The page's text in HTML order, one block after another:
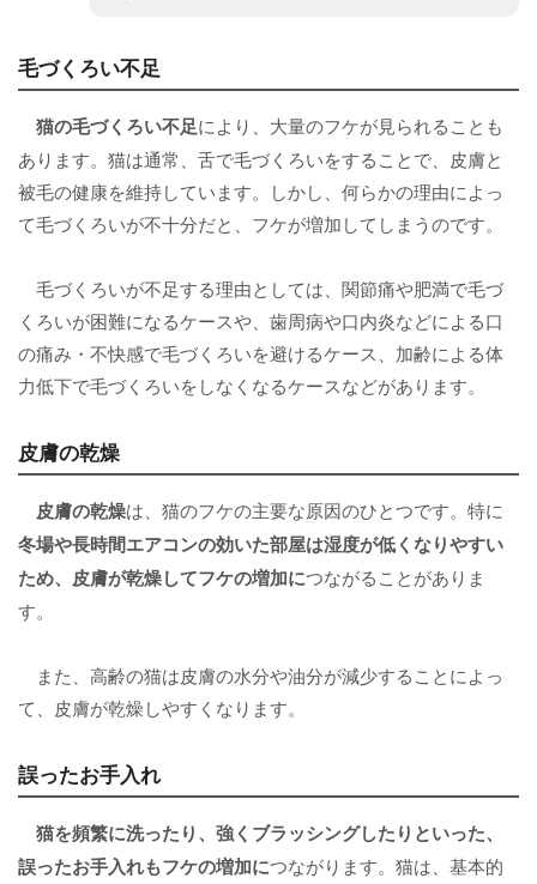
毛づくろい不足
猫の毛づくろい不足により、大量のフケが見られることも
あります。猫は通常、舌で毛づくろいをすることで、皮膚と
被毛の健康を維持しています。しかし、何らかの理由によっ
て毛づくろいが不十分だと、フケが増加してしまうのです。
毛づくろいが不足する理由としては、関節痛や肥満で毛づ
くろいが困難になるケースや、歯周病や口内炎などによる口
の痛み・不快感で毛づくろいを避けるケース、加齢による体
力低下で毛づくろいをしなくなるケースなどがあります。
皮膚の乾燥
皮膚の乾燥は、猫のフケの主要な原因のひとつです。特に
冬場や長時間エアコンの効いた部屋は湿度が低くなりやすい
ため、皮膚が乾燥してフケの増加につながることがありま
す。
また、高齢の猫は皮膚の水分や油分が減少することによっ
て、皮膚が乾燥しやすくなります。
誤ったお手入れ
猫を頻繁に洗ったり、強くブラッシングしたりといった、
誤ったお手入れもフケの増加につながります。猫は、基本的